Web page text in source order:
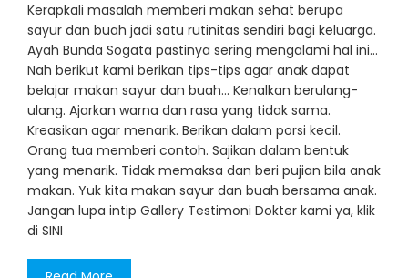
Kerapkali masalah memberi makan sehat berupa
sayur dan buah jadi satu rutinitas sendiri bagi keluarga.
Ayah Bunda Sogata pastinya sering mengalami hal ini...
Nah berikut kami berikan tips-tips agar anak dapat
belajar makan sayur dan buah... Kenalkan berulang-
ulang. Ajarkan warna dan rasa yang tidak sama.
Kreasikan agar menarik. Berikan dalam porsi kecil.
Orang tua memberi contoh. Sajikan dalam bentuk
yang menarik. Tidak memaksa dan beri pujian bila anak
makan. Yuk kita makan sayur dan buah bersama anak.
Jangan lupa intip Gallery Testimoni Dokter kami ya, klik
di SINI